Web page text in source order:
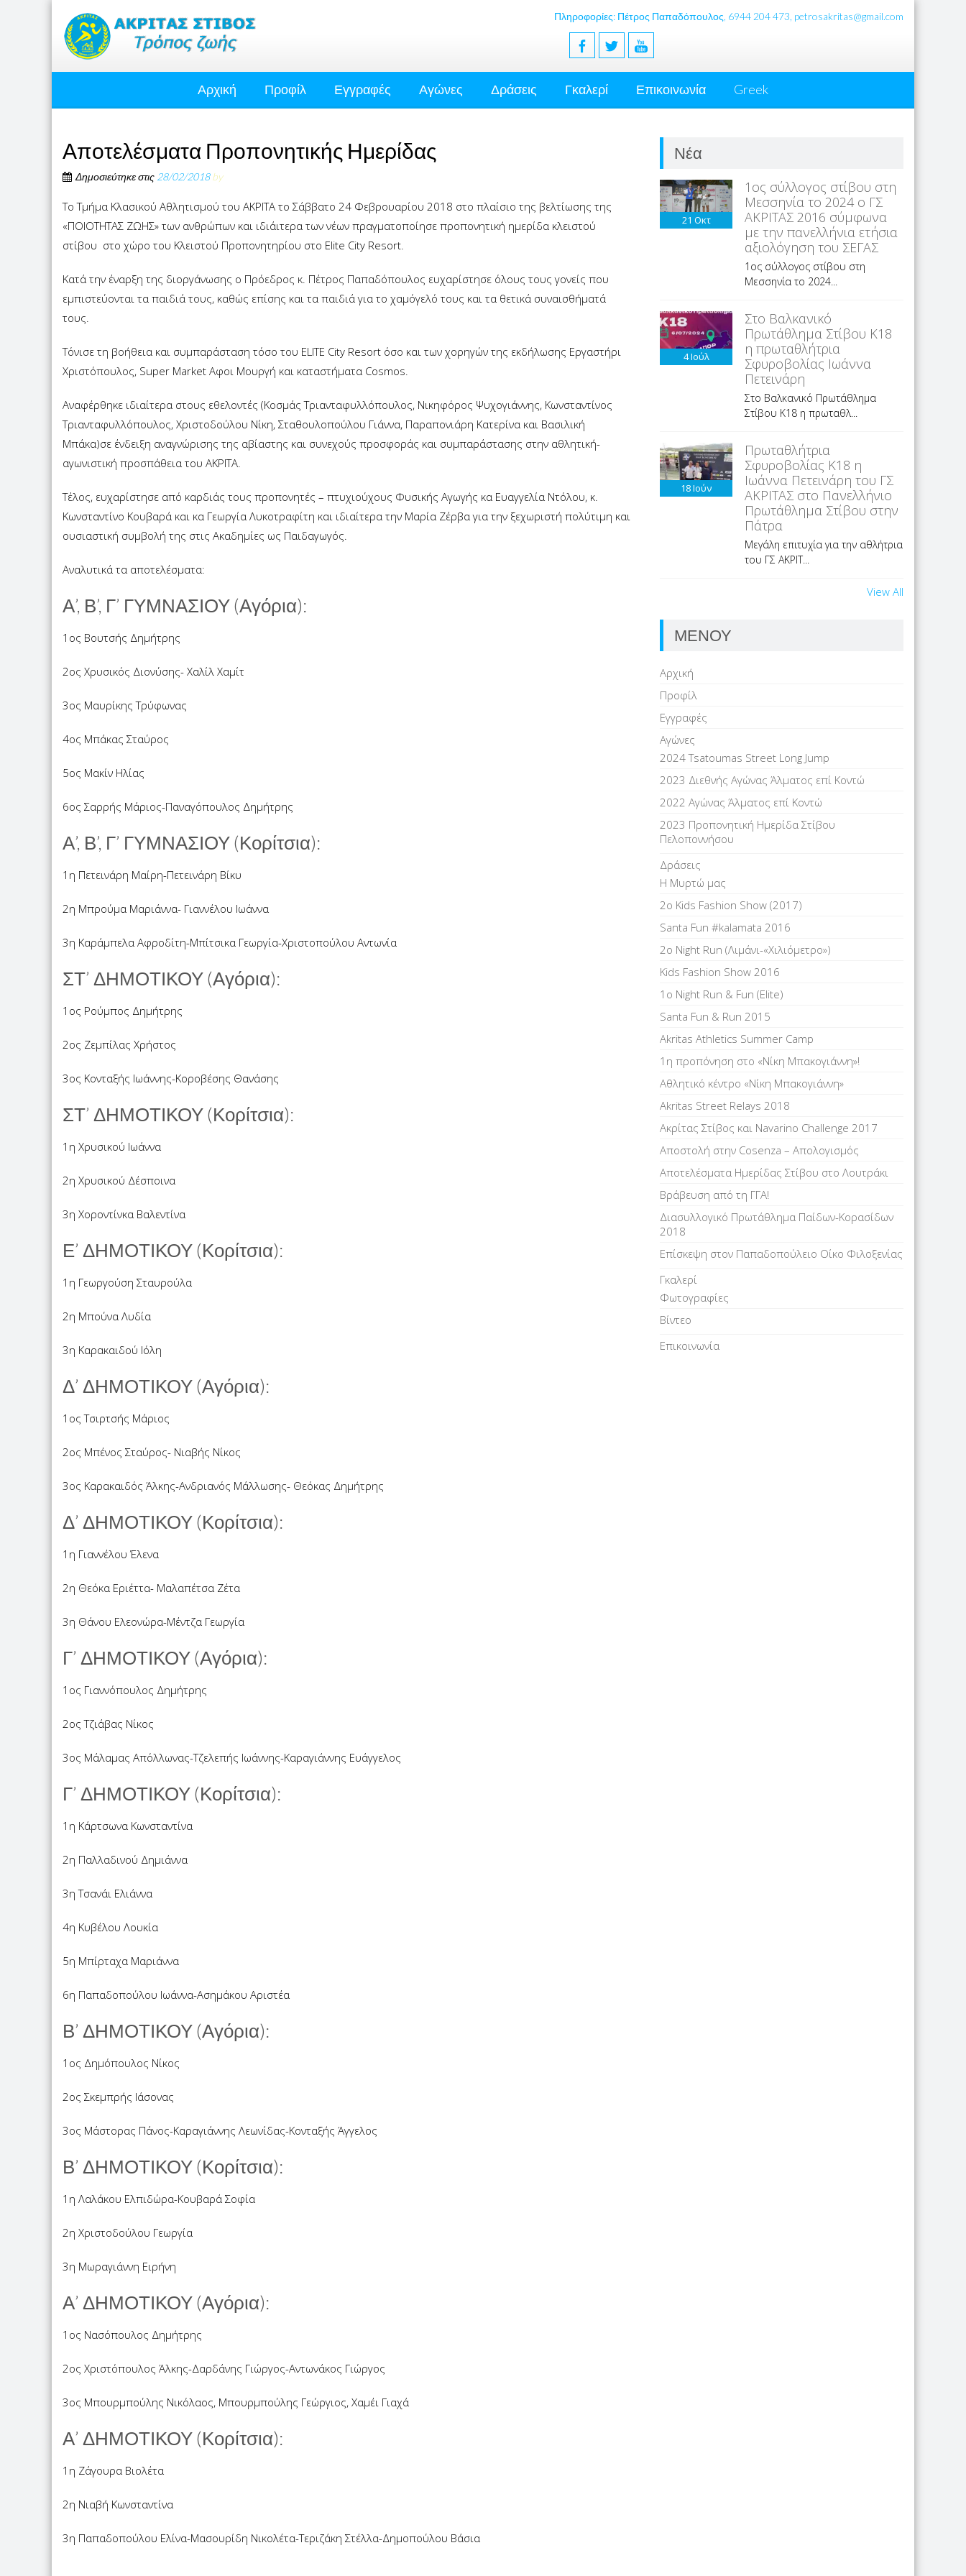
Πληροφορίες: Πέτρος Παπαδόπουλος, 6944 204 473, petrosakritas@gmail.com
Αρχική Προφίλ Εγγραφές Αγώνες Δράσεις Γκαλερί Επικοινωνία Greek
Αποτελέσματα Προπονητικής Ημερίδας
Δημοσιεύτηκε στις 28/02/2018by
Το Τμήμα Κλασικού Αθλητισμού του ΑΚΡΙΤΑ το Σάββατο 24 Φεβρουαρίου 2018 στο πλαίσιο της βελτίωσης της
«ΠΟΙΟΤΗΤΑΣ ΖΩΗΣ» των ανθρώπων και ιδιάιτερα των νέων πραγματοποίησε προπονητική ημερίδα κλειστού
στίβου στο χώρο του Κλειστού Προπονητηρίου στο Elite City Resort.
Κατά την έναρξη της διοργάνωσης ο Πρόεδρος κ. Πέτρος Παπαδόπουλος ευχαρίστησε όλους τους γονείς που
εμπιστεύονται τα παιδιά τους, καθώς επίσης και τα παιδιά για το χαμόγελό τους και τα θετικά συναισθήματά
τους.
Τόνισε τη βοήθεια και συμπαράσταση τόσο του ELITE City Resort όσο και των χορηγών της εκδήλωσης Εργαστήρι
Χριστόπουλος, Super Market Αφοι Μουργή και καταστήματα Cosmos.
Αναφέρθηκε ιδιαίτερα στους εθελοντές (Κοσμάς Τριανταφυλλόπουλος, Νικηφόρος Ψυχογιάννης, Κωνσταντίνος
Τριανταφυλλόπουλος, Χριστοδούλου Νίκη, Σταθουλοπούλου Γιάννα, Παραπονιάρη Κατερίνα και Βασιλική
Μπάκα)σε ένδειξη αναγνώρισης της αβίαστης και συνεχούς προσφοράς και συμπαράστασης στην αθλητική-
αγωνιστική προσπάθεια του ΑΚΡΙΤΑ.
Τέλος, ευχαρίστησε από καρδιάς τους προπονητές – πτυχιούχους Φυσικής Αγωγής κα Ευαγγελία Ντόλου, κ.
Κωνσταντίνο Κουβαρά και κα Γεωργία Λυκοτραφίτη και ιδιαίτερα την Μαρία Ζέρβα για την ξεχωριστή πολύτιμη και
ουσιαστική συμβολή της στις Ακαδημίες ως Παιδαγωγός.
Αναλυτικά τα αποτελέσματα:
Α’, Β’, Γ’ ΓΥΜΝΑΣΙΟΥ (Αγόρια):
1ος Βουτσής Δημήτρης
2ος Χρυσικός Διονύσης- Χαλίλ Χαμίτ
3ος Μαυρίκης Τρύφωνας
4ος Μπάκας Σταύρος
5ος Μακίν Ηλίας
6ος Σαρρής Μάριος-Παναγόπουλος Δημήτρης
Α’, Β’, Γ’ ΓΥΜΝΑΣΙΟΥ (Κορίτσια):
1η Πετεινάρη Μαίρη-Πετεινάρη Βίκυ
2η Μπρούμα Μαριάννα- Γιαννέλου Ιωάννα
3η Καράμπελα Αφροδίτη-Μπίτσικα Γεωργία-Χριστοπούλου Αντωνία
ΣΤ’ ΔΗΜΟΤΙΚΟΥ (Αγόρια):
1ος Ρούμπος Δημήτρης
2ος Ζεμπίλας Χρήστος
3ος Κονταξής Ιωάννης-Κοροβέσης Θανάσης
ΣΤ’ ΔΗΜΟΤΙΚΟΥ (Κορίτσια):
1η Χρυσικού Ιωάννα
2η Χρυσικού Δέσποινα
3η Χοροντίνκα Βαλεντίνα
Ε’ ΔΗΜΟΤΙΚΟΥ (Κορίτσια):
1η Γεωργούση Σταυρούλα
2η Μπούνα Λυδία
3η Καρακαιδού Ιόλη
Δ’ ΔΗΜΟΤΙΚΟΥ (Αγόρια):
1ος Τσιρτσής Μάριος
2ος Μπένος Σταύρος- Νιαβής Νίκος
3ος Καρακαιδός Άλκης-Ανδριανός Μάλλωσης- Θεόκας Δημήτρης
Δ’ ΔΗΜΟΤΙΚΟΥ (Κορίτσια):
1η Γιαννέλου Έλενα
2η Θεόκα Εριέττα- Μαλαπέτσα Ζέτα
3η Θάνου Ελεονώρα-Μέντζα Γεωργία
Γ’ ΔΗΜΟΤΙΚΟΥ (Αγόρια):
1ος Γιαννόπουλος Δημήτρης
2ος Τζιάβας Νίκος
3ος Μάλαμας Απόλλωνας-Τζελεπής Ιωάννης-Καραγιάννης Ευάγγελος
Γ’ ΔΗΜΟΤΙΚΟΥ (Κορίτσια):
1η Κάρτσωνα Κωνσταντίνα
2η Παλλαδινού Δημιάννα
3η Τσανάι Ελιάννα
4η Κυβέλου Λουκία
5η Μπίρταχα Μαριάννα
6η Παπαδοπούλου Ιωάννα-Ασημάκου Αριστέα
Β’ ΔΗΜΟΤΙΚΟΥ (Αγόρια):
1ος Δημόπουλος Νίκος
2ος Σκεμπρής Ιάσονας
3ος Μάστορας Πάνος-Καραγιάννης Λεωνίδας-Κονταξής Άγγελος
Β’ ΔΗΜΟΤΙΚΟΥ (Κορίτσια):
1η Λαλάκου Ελπιδώρα-Κουβαρά Σοφία
2η Χριστοδούλου Γεωργία
3η Μωραγιάννη Ειρήνη
Α’ ΔΗΜΟΤΙΚΟΥ (Αγόρια):
1ος Νασόπουλος Δημήτρης
2ος Χριστόπουλος Άλκης-Δαρδάνης Γιώργος-Αντωνάκος Γιώργος
3ος Μπουρμπούλης Νικόλαος, Μπουρμπούλης Γεώργιος, Χαμέι Γιαχά
Α’ ΔΗΜΟΤΙΚΟΥ (Κορίτσια):
1η Ζάγουρα Βιολέτα
2η Νιαβή Κωνσταντίνα
3η Παπαδοπούλου Ελίνα-Μασουρίδη Νικολέτα-Τεριζάκη Στέλλα-Δημοπούλου Βάσια
Νέα
21 Οκτ
1ος σύλλογος στίβου στη
Μεσσηνία το 2024 ο ΓΣ
ΑΚΡΙΤΑΣ 2016 σύμφωνα
με την πανελλήνια ετήσια
αξιολόγηση του ΣΕΓΑΣ
1ος σύλλογος στίβου στη
Μεσσηνία το 2024...
4Ιούλ
Στο Βαλκανικό
Πρωτάθλημα Στίβου Κ18
η πρωταθλήτρια
Σφυροβολίας Ιωάννα
Πετεινάρη
Στο Βαλκανικό Πρωτάθλημα
Στίβου Κ18 η πρωταθλ...
18Ιούν
Πρωταθλήτρια
Σφυροβολίας Κ18 η
Ιωάννα Πετεινάρη του ΓΣ
ΑΚΡΙΤΑΣ στο Πανελλήνιο
Πρωτάθλημα Στίβου στην
Πάτρα
Μεγάλη επιτυχία για την αθλήτρια
του ΓΣ ΑΚΡΙΤ...
View All
ΜΕΝΟΥ
Αρχική
Προφίλ
Εγγραφές
Αγώνες
2024 Tsatoumas Street Long Jump
2023 Διεθνής Αγώνας Άλματος επί Kοντώ
2022 Αγώνας Άλματος επί Κοντώ
2023 Προπονητική Ημερίδα Στίβου
Πελοποννήσου
Δράσεις
Η Μυρτώ μας
2ο Kids Fashion Show (2017)
Santa Fun #kalamata 2016
2ο Night Run (Λιμάνι-«Χιλιόμετρο»)
Kids Fashion Show 2016
1o Night Run & Fun (Elite)
Santa Fun & Run 2015
Akritas Athletics Summer Camp
1η προπόνηση στο «Νίκη Μπακογιάννη»!
Αθλητικό κέντρο «Νίκη Μπακογιάννη»
Akritas Street Relays 2018
Ακρίτας Στίβος και Navarino Challenge 2017
Αποστολή στην Cosenza – Απολογισμός
Αποτελέσματα Ημερίδας Στίβου στο Λουτράκι
Βράβευση από τη ΓΓΑ!
Διασυλλογικό Πρωτάθλημα Παίδων-Κορασίδων
2018
Επίσκεψη στον Παπαδοπούλειο Οίκο Φιλοξενίας
Γκαλερί
Φωτογραφίες
Βίντεο
Επικοινωνία